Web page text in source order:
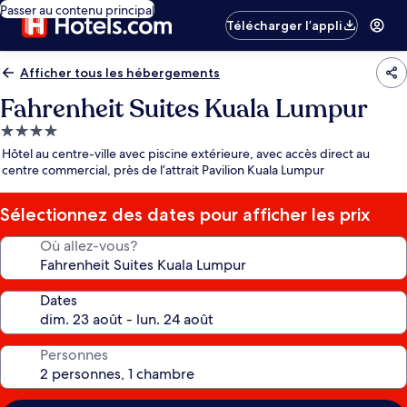
Passer au contenu principal
Télécharger l’appli
Afficher tous les hébergements
Fahrenheit Suites Kuala Lumpur
Hébergement
4.0 étoiles
Hôtel au centre-ville avec piscine extérieure, avec accès direct au
centre commercial, près de l’attrait Pavilion Kuala Lumpur
Sélectionnez des dates pour afficher les prix
Où allez-vous?
Dates
Personnes